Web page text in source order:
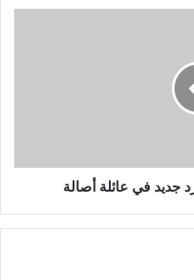
جديد في عائلة أصالة